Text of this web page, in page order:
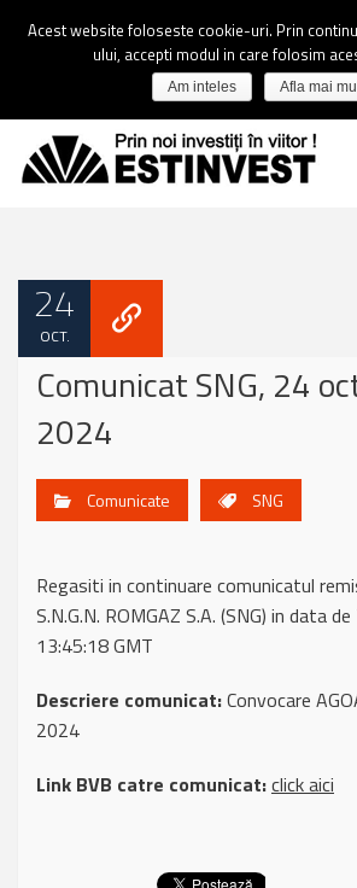
24
OCT.
Comunicat SNG, 24
2024
Comunicate SNG
Regasiti in continuare comunicatul
S.N.G.N. ROMGAZ S.A. (SNG) in data
13:45:18 GMT
Descriere comunicat:Convocare
2024
Link BVB catre comunicat:click aici
Acest website foloseste cookie-uri. Prin
ului, accepti modul in care folosim
Am inteles Afla mai